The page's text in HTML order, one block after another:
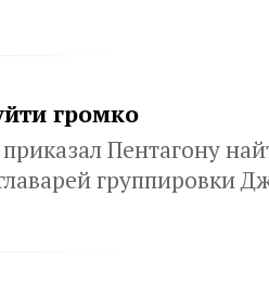
громко
Пентагону
группировки